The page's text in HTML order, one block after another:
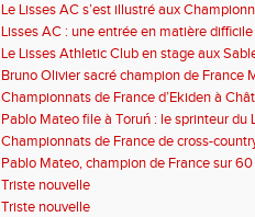
Le Lisses AC s’est illustré aux
Troyes
Lisses AC : une entrée en matière
Le Lisses Athletic Club en stage aux
travail intense au bord de l’Atlantique
Bruno Olivier sacré champion de France
Championnats de France d’Ekiden à
Pablo Mateo file à Toruń : le sprinteur du
Championnats de France de cross-
performances du Lisses AC
Pablo Mateo, champion de France sur
Triste nouvelle
Triste nouvelle